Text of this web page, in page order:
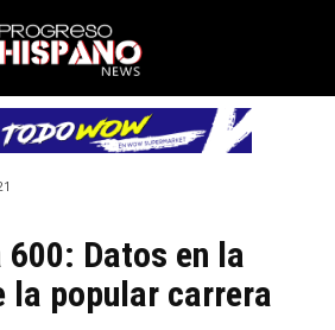
600: Datos en la
la popular carrera